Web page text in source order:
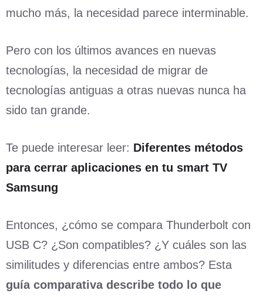
mucho más, la necesidad parece interminable.
Pero con los últimos avances en nuevas
tecnologías, la necesidad de migrar de
tecnologías antiguas a otras nuevas nunca ha
sido tan grande.
Te puede interesar leer: Diferentes métodos
para cerrar aplicaciones en tu smart TV
Samsung
Entonces, ¿cómo se compara Thunderbolt con
USB C? ¿Son compatibles? ¿Y cuáles son las
similitudes y diferencias entre ambos? Esta
guía comparativa describe todo lo que